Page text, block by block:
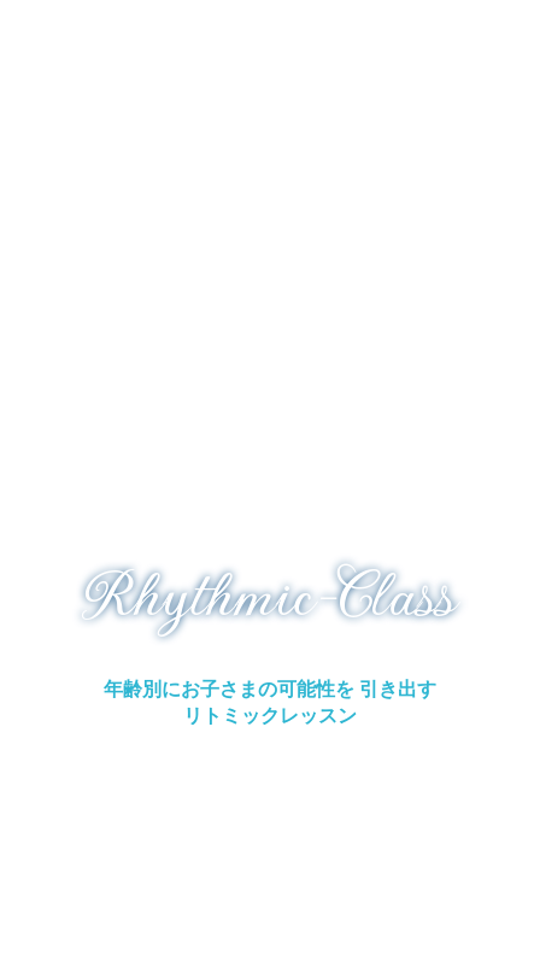
Rhythmic-Class
年齢別にお子さまの可能性を 引き出す
リトミックレッスン